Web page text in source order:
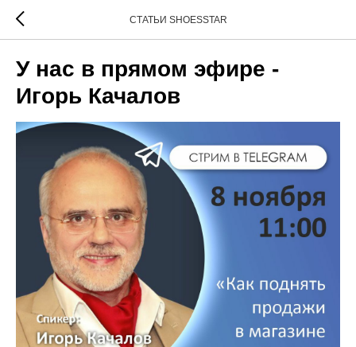
СТАТЬИ SHOESSTAR
У нас в прямом эфире -
Игорь Качалов